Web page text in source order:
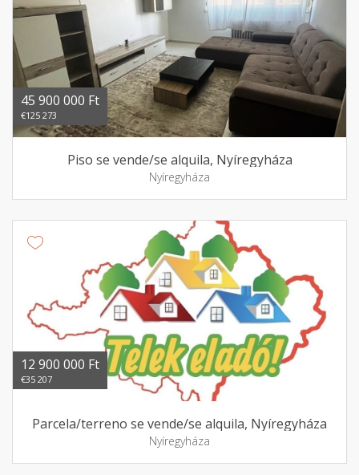
45 900 000 Ft
€125 273
Piso se vende/se alquila, Nyíregyháza
Nyíregyháza
12 900 000 Ft
€35 207
Parcela/terreno se vende/se alquila, Nyíregyháza
Nyíregyháza